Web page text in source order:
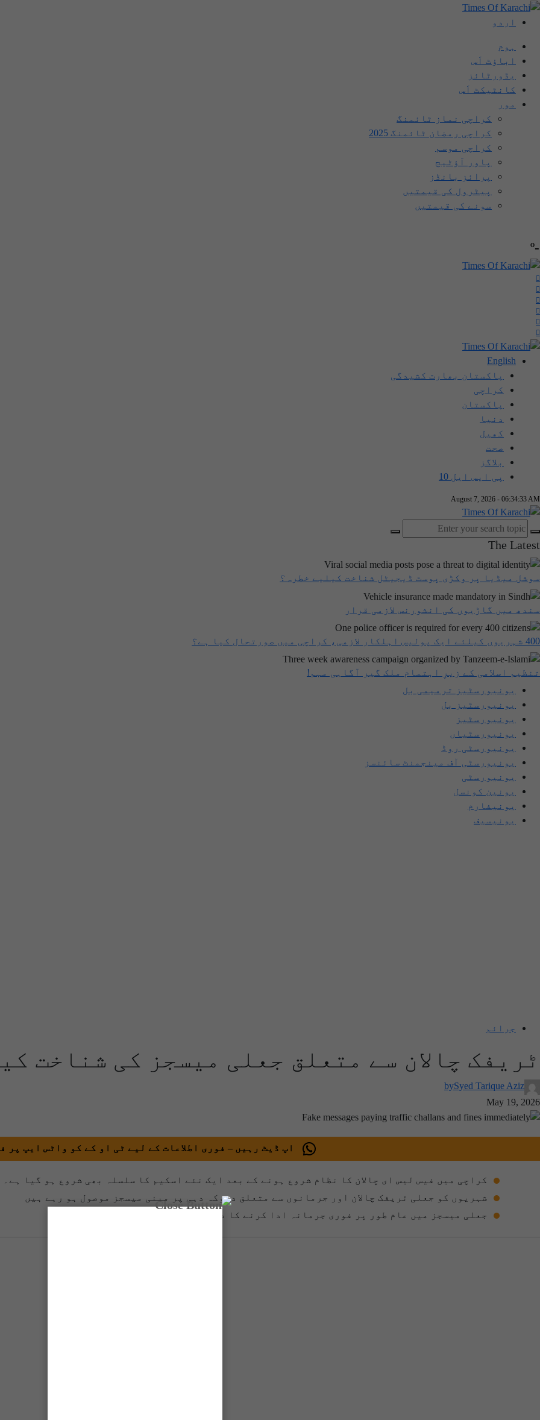
اردو
ہوم
اباؤٹ اَس
یڈورٹائز
کانٹیکٹ اَس
مور
کراچی نماز ٹائمنگ
کراچی رمضان ٹائمنگ 2025
کراچی موسم
پاور آؤٹیج
پرائز بانڈز
پیٹرول کی قیمتیں
سونے کی قیمتیں
-º
English
پاکستان بھارت کشیدگی
کراچی
پاکستان
دنیا
کھیل
صحت
بلاگز
پی ایس ایل 10
August 7, 2026 - 06:34:34 AM
The Latest
سوشل میڈیا پر وکڑی پوسٹ ڈیجیٹل شناخت کیلیے خطرہ؟
سندھ میں گاڑیوں کی انشورنس لازمی قرار
400 شہریوں کیلئے ایک پولیس اہلکار لازمی، کراچی میں صورتحال کیا ہے؟
تنظیم اسلامی کے زیرِ اہتمام ملک گیر آگاہی مہم!
یونیورسٹیز ترمیمی بل
یونیورسٹیز بل
یونیورسٹیز
یونیورسٹیاں
یونیورسٹی روڈ
یونیورسٹی آف مینجمنٹ سائنسز
یونیورسٹی
یونین کونسل
یونیفارم
یونیسیف
جرائم
ٹریفک چالان سے متعلق جعلی میسجز کی شناخت
bySyed Tarique Aziz
May 19, 2026
اپ ڈیٹ رہیں – فوری اطلاعات کے لیے ٹی او کے کو واٹس ایپ پر
کراچی میں فیس لیس ای چالان کا نظام شروع ہونے کے بعد ایک نئے اسکیم کا سلسلہ بھی شروع ہو گیا ہے۔
شہریوں کو جعلی ٹریفک چالان اور جرمانوں سے متعلق دھوکہ دہی پر مبنی میسجز موصول ہو رہے ہیں
جعلی میسجز میں عام طور پر فوری جرمانہ ادا کرنے کا دباؤ ڈالا جاتا ہے۔